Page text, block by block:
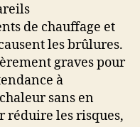
de chauffage et
les brûlures.
graves pour
à
sans en
réduire les risques,